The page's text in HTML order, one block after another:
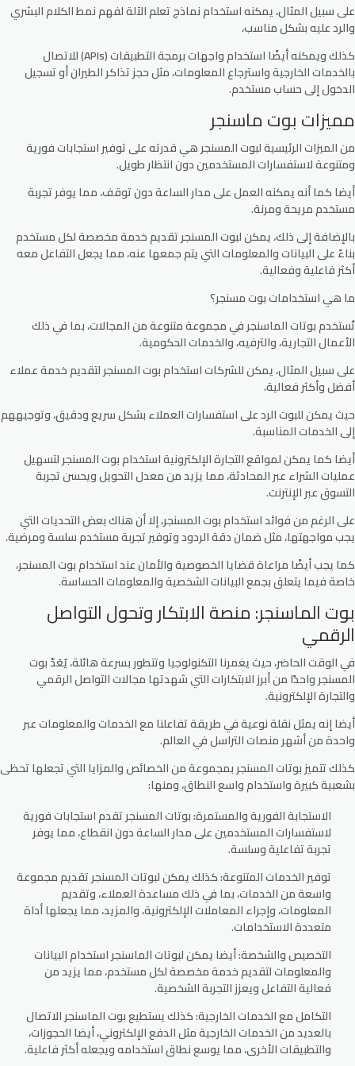
على سبيل المثال، يمكنه استخدام نماذج تعلم الآلة لفهم نمط الكلام البشري
والرد عليه بشكل مناسب،
كذلك ويمكنه أيضًا استخدام واجهات برمجة التطبيقات (APIs) للاتصال
بالخدمات الخارجية واسترجاع المعلومات، مثل حجز تذاكر الطيران أو تسجيل
الدخول إلى حساب مستخدم.
مميزات بوت ماسنجر
من الميزات الرئيسية لبوت المسنجر هي قدرته على توفير استجابات فورية
ومتنوعة لاستفسارات المستخدمين دون انتظار طويل.
أيضا كما أنه يمكنه العمل على مدار الساعة دون توقف، مما يوفر تجربة
مستخدم مريحة ومرنة.
بالإضافة إلى ذلك، يمكن لبوت المسنجر تقديم خدمة مخصصة لكل مستخدم
بناءً على البيانات والمعلومات التي يتم جمعها عنه، مما يجعل التفاعل معه
أكثر فاعلية وفعالية.
ما هي استخدامات بوت مسنجر؟
تُستخدم بوتات الماسنجر في مجموعة متنوعة من المجالات، بما في ذلك
الأعمال التجارية، والترفيه، والخدمات الحكومية.
على سبيل المثال، يمكن للشركات استخدام بوت المسنجر لتقديم خدمة عملاء
أفضل وأكثر فعالية،
حيث يمكن للبوت الرد على استفسارات العملاء بشكل سريع ودقيق، وتوجيههم
إلى الخدمات المناسبة.
أيضا كما يمكن لمواقع التجارة الإلكترونية استخدام بوت المسنجر لتسهيل
عمليات الشراء عبر المحادثة، مما يزيد من معدل التحويل ويحسن تجربة
التسوق عبر الإنترنت.
على الرغم من فوائد استخدام بوت المسنجر، إلا أن هناك بعض التحديات التي
يجب مواجهتها، مثل ضمان دقة الردود وتوفير تجربة مستخدم سلسة ومرضية.
كما يجب أيضًا مراعاة قضايا الخصوصية والأمان عند استخدام بوت المسنجر،
خاصة فيما يتعلق بجمع البيانات الشخصية والمعلومات الحساسة.
بوت الماسنجر: منصة الابتكار وتحول التواصل
الرقمي
في الوقت الحاضر، حيث يغمرنا التكنولوجيا وتتطور بسرعة هائلة، يُعَدّ بوت
المسنجر واحدًا من أبرز الابتكارات التي شهدتها مجالات التواصل الرقمي
والتجارة الإلكترونية.
أيضا إنه يمثل نقلة نوعية في طريقة تفاعلنا مع الخدمات والمعلومات عبر
واحدة من أشهر منصات التراسل في العالم.
كذلك تتميز بوتات المسنجر بمجموعة من الخصائص والمزايا التي تجعلها تحظى
بشعبية كبيرة واستخدام واسع النطاق، ومنها:
الاستجابة الفورية والمستمرة: بوتات المسنجر تقدم استجابات فورية
لاستفسارات المستخدمين على مدار الساعة دون انقطاع، مما يوفر
تجربة تفاعلية وسلسة.
توفير الخدمات المتنوعة: كذلك يمكن لبوتات المسنجر تقديم مجموعة
واسعة من الخدمات، بما في ذلك مساعدة العملاء، وتقديم
المعلومات، وإجراء المعاملات الإلكترونية، والمزيد، مما يجعلها أداة
متعددة الاستخدامات.
التخصيص والشخصة: أيضا يمكن لبوتات الماسنجر استخدام البيانات
والمعلومات لتقديم خدمة مخصصة لكل مستخدم، مما يزيد من
فعالية التفاعل ويعزز التجربة الشخصية.
التكامل مع الخدمات الخارجية: كذلك يستطيع بوت الماسنجر الاتصال
بالعديد من الخدمات الخارجية مثل الدفع الإلكتروني، أيضا الحجوزات،
والتطبيقات الأخرى، مما يوسع نطاق استخدامه ويجعله أكثر فاعلية.